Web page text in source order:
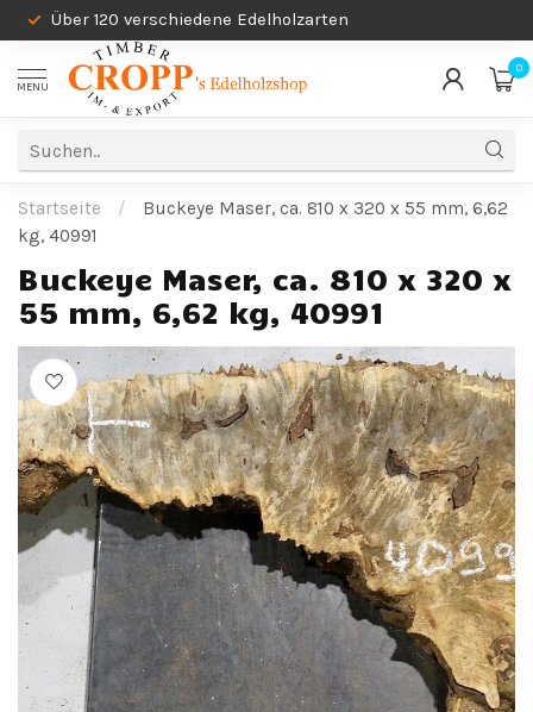
Über 120 verschiedene Edelholzarten
MENU
0
Startseite /
Buckeye Maser, ca. 810 x 320 x 55 mm, 6,62
kg, 40991
Buckeye Maser, ca. 810 x 320 x
55 mm, 6,62 kg, 40991